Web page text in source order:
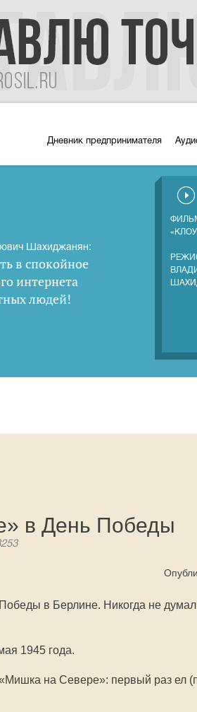
Дневник предпринимателя
Шахиджанян:
в спокойное
интернета
людей!
в День Победы
в Берлине. Никогда не
1945 года.
на Севере»: первый раз ел